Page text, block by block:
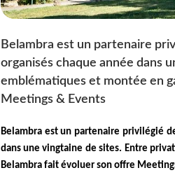
Belambra est un partenaire
organisés chaque année dans
emblématiques et montée en
Meetings & Events
Belambra est un partenaire privilégié
dans une vingtaine de sites. Entre
Belambra fait évoluer son offre